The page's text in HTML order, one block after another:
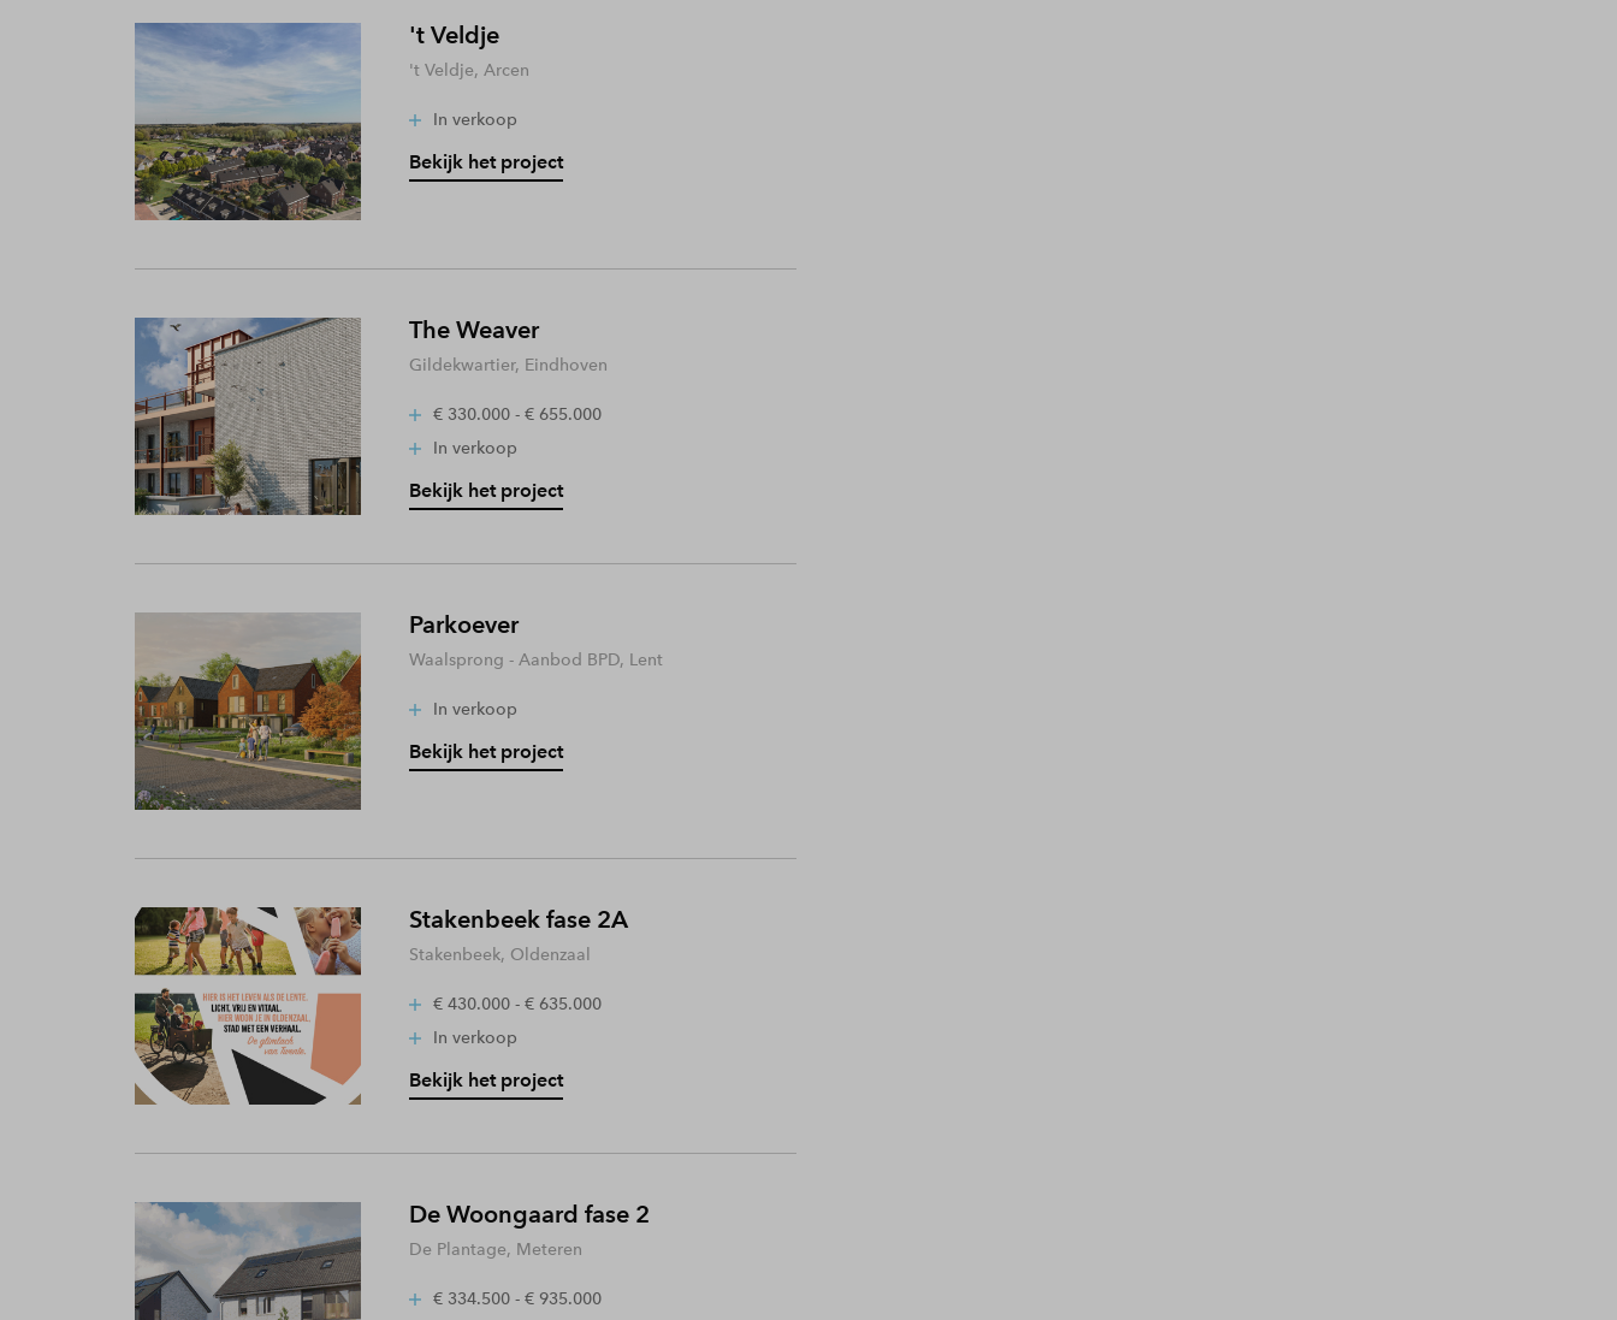
't Veldje
't Veldje, Arcen
In verkoop
Bekijk het project
The Weaver
Gildekwartier, Eindhoven
€ 330.000 - € 655.000
In verkoop
Bekijk het project
Parkoever
Waalsprong - Aanbod BPD, Lent
In verkoop
Bekijk het project
Stakenbeek fase 2A
Stakenbeek, Oldenzaal
€ 430.000 - € 635.000
In verkoop
Bekijk het project
De Woongaard fase 2
De Plantage, Meteren
€ 334.500 - € 935.000